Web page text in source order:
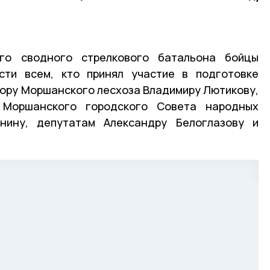
сводного стрелкового батальона бойцы
всем, кто принял участие в подготовке
Моршанского лесхоза Владимиру Лютикову,
городского Совета народных
депутатам Александру Белоглазову и